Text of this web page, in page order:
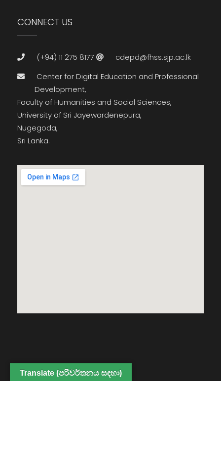
CONNECT US
(+94) 11 275 8177
cdepd@fhss.sjp.ac.lk
Center for Digital Education and Professional
Development,
Faculty of Humanities and Social Sciences,
University of Sri Jayewardenepura,
Nugegoda,
Sri Lanka.
Translate (පරිවර්තනය සඳහා)